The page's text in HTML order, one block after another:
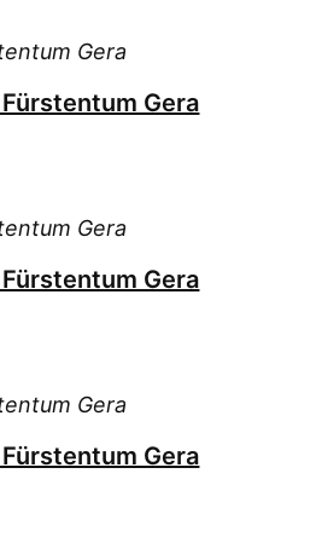
Gera
Gera
Gera
Gera
Gera
Gera